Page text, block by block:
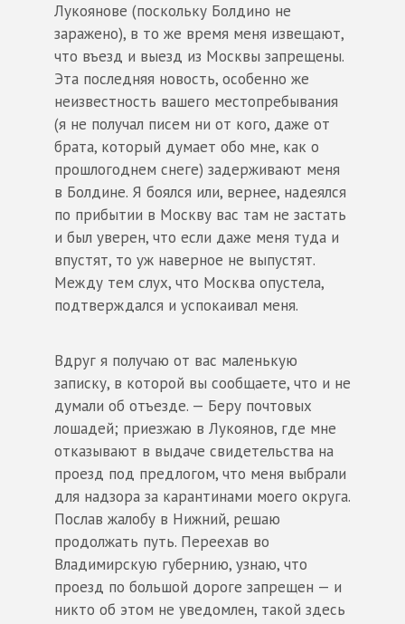
Лукоянове (поскольку Болдино не
заражено), в то же время меня извещают,
что въезд и выезд из Москвы запрещены.
Эта последняя новость, особенно же
неизвестность вашего местопребывания
(я не получал писем ни от кого, даже от
брата, который думает обо мне, как о
прошлогоднем снеге) задерживают меня
в Болдине. Я боялся или, вернее, надеялся
по прибытии в Москву вас там не застать
и был уверен, что если даже меня туда и
впустят, то уж наверное не выпустят.
Между тем слух, что Москва опустела,
подтверждался и успокаивал меня.
Вдруг я получаю от вас маленькую
записку, в которой вы сообщаете, что и не
думали об отъезде. — Беру почтовых
лошадей; приезжаю в Лукоянов, где мне
отказывают в выдаче свидетельства на
проезд под предлогом, что меня выбрали
для надзора за карантинами моего округа.
Послав жалобу в Нижний, решаю
продолжать путь. Переехав во
Владимирскую губернию, узнаю, что
проезд по большой дороге запрещен — и
никто об этом не уведомлен, такой здесь